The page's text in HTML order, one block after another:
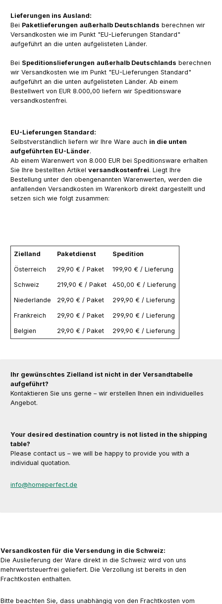
Lieferungen ins Ausland:
Bei Paketlieferungen außerhalb Deutschlands berechnen wir
Versandkosten wie im Punkt "EU-Lieferungen Standard"
aufgeführt an die unten aufgelisteten Länder.
Bei Speditionslieferungen außerhalb Deutschlands berechnen
wir Versandkosten wie im Punkt "EU-Lieferungen Standard"
aufgeführt an die unten aufgelisteten Länder. Ab einem
Bestellwert von EUR 8.000,00 liefern wir Speditionsware
versandkostenfrei.
EU-Lieferungen Standard:
Selbstverständlich liefern wir Ihre Ware auch in die unten
aufgeführten EU-Länder.
Ab einem Warenwert von 8.000 EUR bei Speditionsware erhalten
Sie Ihre bestellten Artikel versandkostenfrei. Liegt Ihre
Bestellung unter den obengenannten Warenwerten, werden die
anfallenden Versandkosten im Warenkorb direkt dargestellt und
setzen sich wie folgt zusammen:
Zielland Paketdienst Spedition
Österreich 29,90 € / Paket 199,90 € / Lieferung
Schweiz 219,90 € / Paket 450,00 € / Lieferung
Niederlande 29,90 € / Paket 299,90 € / Lieferung
Frankreich 29,90 € / Paket 299,90 € / Lieferung
Belgien 29,90 € / Paket 299,90 € / Lieferung
Ihr gewünschtes Zielland ist nicht in der Versandtabelle
aufgeführt?
Kontaktieren Sie uns gerne – wir erstellen Ihnen ein individuelles
Angebot.
Your desired destination country is not listed in the shipping
table?
Please contact us – we will be happy to provide you with a
individual quotation.
info@homeperfect.de
Versandkosten für die Versendung in die Schweiz:
Die Auslieferung der Ware direkt in die Schweiz wird von uns
mehrwertsteuerfrei geliefert. Die Verzollung ist bereits in den
Frachtkosten enthalten.
Bitte beachten Sie, dass unabhängig von den Frachtkosten vom